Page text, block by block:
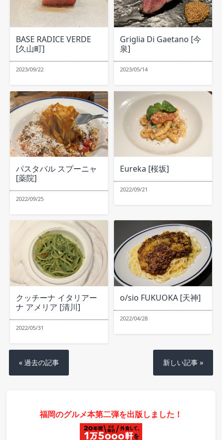
BASE RADICE VERDE
[久山町]
2023/09/22
Griglia Di Gaetano [今
泉]
2023/05/14
パスタバル スプーニャ
[薬院]
2022/09/25
Eureka [桜坂]
2022/09/21
クッチーナ イタリアー
ナ アメリア [清川]
2022/05/31
o/sio FUKUOKA [天神]
2022/04/28
« 過去の記事 新しい記事 »
福岡のグルメ本第二弾を出版しました！